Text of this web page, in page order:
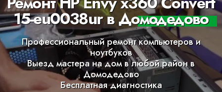
15-eu0038ur в Домодедово
Профессиональный ремонт компьютеров и
ноутбуков
Выезд мастера на дом в любой район в
Домодедово
Бесплатная диагностика